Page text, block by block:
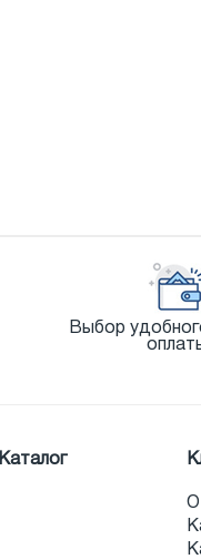
Выбор
Каталог
О